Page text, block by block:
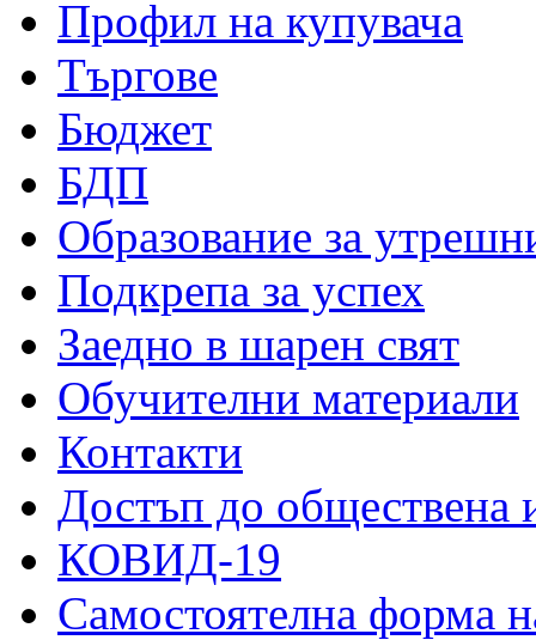
Профил на купувача
Търгове
Бюджет
БДП
Образование за
Подкрепа за успех
Заедно в шарен свят
Обучителни материали
Контакти
Достъп до обществена
КОВИД-19
Самостоятелна форма